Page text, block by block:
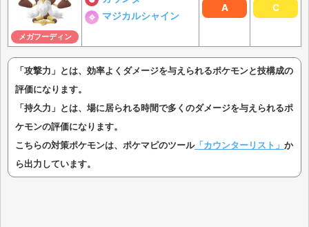
メガフーディン
マジカルシャイン
A C
「攻撃力」とは、効率よくダメージを与えられるポケモンと技構成の
評価になります。
「持久力」とは、場に居られる時間で多くのダメージを与えられるポ
ケモンの評価になります。
こちらの対策ポケモンは、ポケマピのツール「カウンターリスト」 か
ら出力しています。